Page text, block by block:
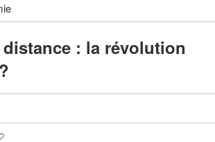
distance : la révolution